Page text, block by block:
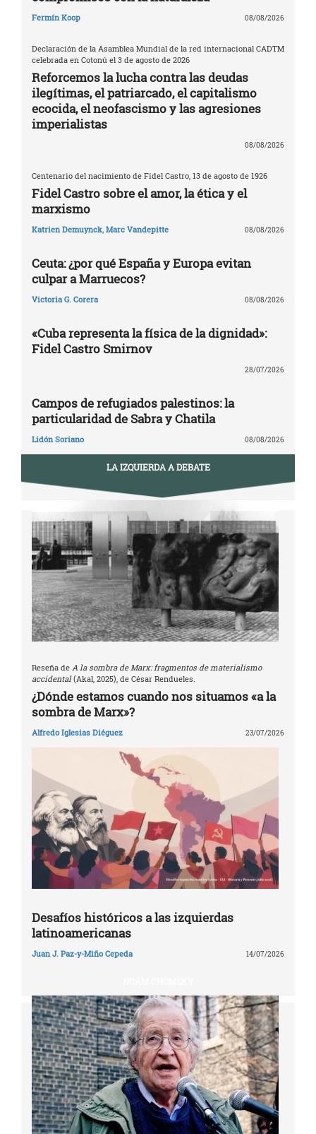
Fermín Koop 08/08/2026
Declaración de la Asamblea Mundial de la red internacional CADTM
celebrada en Cotonú el 3 de agosto de 2026
Reforcemos la lucha contra las deudas
ilegítimas, el patriarcado, el capitalismo
ecocida, el neofascismo y las agresiones
imperialistas
08/08/2026
Centenario del nacimiento de Fidel Castro, 13 de agosto de 1926
Fidel Castro sobre el amor, la ética y el
marxismo
Katrien Demuynck, Marc Vandepitte 08/08/2026
Ceuta: ¿por qué España y Europa evitan
culpar a Marruecos?
Victoria G. Corera 08/08/2026
«Cuba representa la física de la dignidad»:
Fidel Castro Smirnov
28/07/2026
Campos de refugiados palestinos: la
particularidad de Sabra y Chatila
Lidón Soriano 08/08/2026
LA IZQUIERDA A DEBATE
Reseña de A la sombra de Marx: fragmentos de materialismo
accidental(Akal, 2025), de César Rendueles.
¿Dónde estamos cuando nos situamos «a la
sombra de Marx»?
Alfredo Iglesias Diéguez 23/07/2026
Desafíos históricos a las izquierdas
latinoamericanas
Juan J. Paz-y-Miño Cepeda 14/07/2026